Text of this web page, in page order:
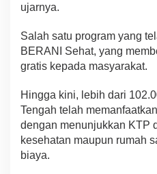
ujarnya.
Salah satu program yang
BERANI Sehat, yang
gratis kepada masyarakat.
Hingga kini, lebih dari
Tengah telah
dengan menunjukkan KTP
kesehatan maupun rumah
biaya.